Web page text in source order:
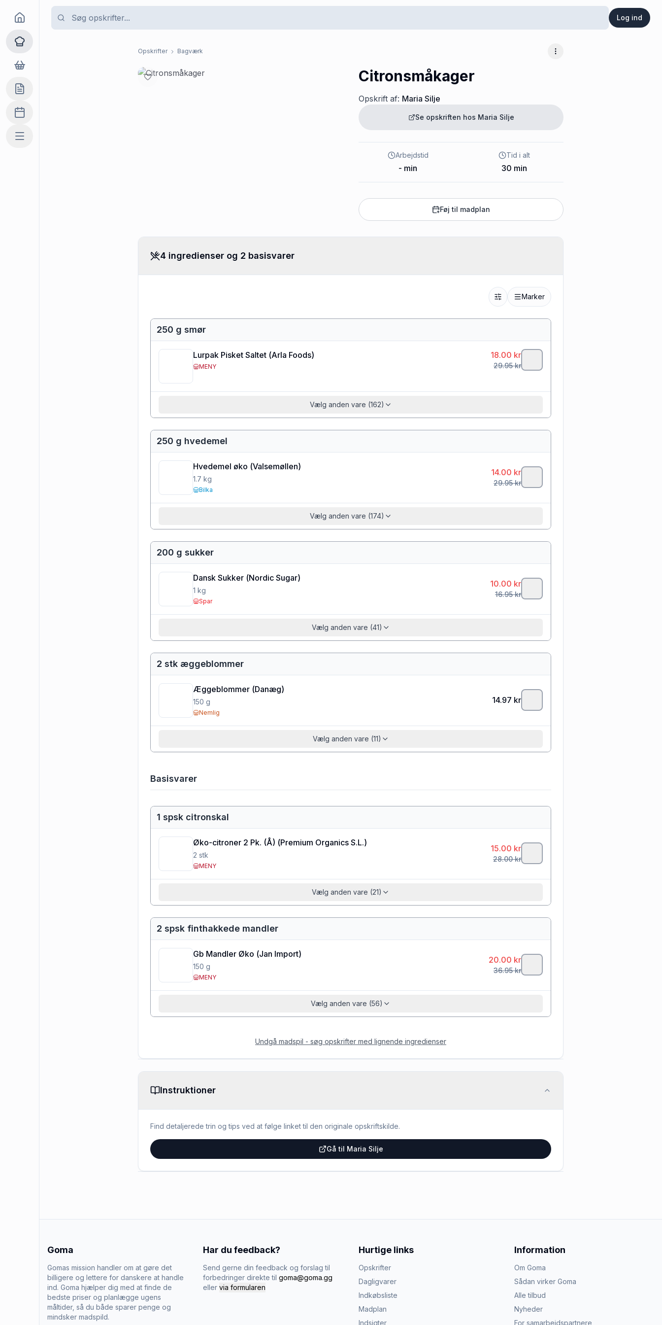
Log ind
Goma
Opskrifter
Dagligvarer
Indkøbslisten
Madplan
Mere
Opskrifter Bagværk Flere muligheder
Citronsmåkager
Opskrift af: Maria Silje
Se opskriften hos Maria Silje
Arbejdstid
- min
Tid i alt
30 min
Føj til madplan
4 ingredienser og 2 basisvarer
Marker
250 g smør
Lurpak Pisket Saltet (Arla Foods)
MENY
18.00 kr
29.95kr
Vælg anden vare (162)
250 g hvedemel
Hvedemel øko (Valsemøllen)
1.7 kg
Bilka
14.00 kr
29.95kr
Vælg anden vare (174)
200 g sukker
Dansk Sukker (Nordic Sugar)
1 kg
Spar
10.00 kr
16.95kr
Vælg anden vare (41)
2 stk æggeblommer
Æggeblommer (Danæg)
150 g
Nemlig
14.97 kr
Vælg anden vare (11)
Basisvarer
1 spsk citronskal
Øko-citroner 2 Pk. (Å) (Premium Organics S.L.)
2 stk
MENY
15.00 kr
28.00kr
Vælg anden vare (21)
2 spsk finthakkede mandler
Gb Mandler Øko (Jan Import)
150 g
MENY
20.00 kr
36.95kr
Vælg anden vare (56)
Undgå madspil - søg opskrifter med lignende ingredienser
Instruktioner
Find detaljerede trin og tips ved at følge linket til den originale opskriftskilde.
Gå til Maria Silje
Goma
Gomas mission handler om at gøre det
billigere og lettere for danskere at handle
ind. Goma hjælper dig med at finde de
bedste priser og planlægge ugens
måltider, så du både sparer penge og
mindsker madspild.
Har du feedback?
Send gerne din feedback og forslag til
forbedringer direkte til goma@goma.gg
eller via formularen
Hurtige links
Opskrifter
Dagligvarer
Indkøbsliste
Madplan
Indsigter
Information
Om Goma
Sådan virker Goma
Alle tilbud
Nyheder
For samarbejdspartnere